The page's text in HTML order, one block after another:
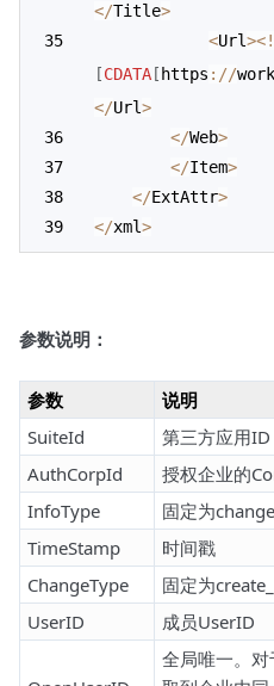
</Title>
<Url><!
[CDATA [ https : //work
</Url>
</Web>
</Item>
</ExtAttr>
</xml>
参数说明：
参数
说明
SuiteId
第三方应用ID
AuthCorpId
授权企业的
InfoType
固定为
TimeStamp
时间戳
ChangeType
固定为
UserID
成员UserID
全局唯一。